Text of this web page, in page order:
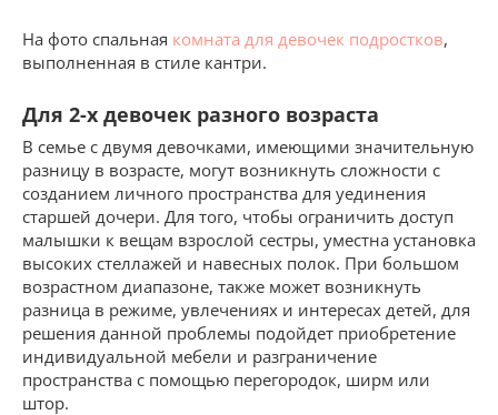
На фото спальная комната для девочек подростков,
выполненная в стиле кантри.
Для 2-х девочек разного возраста
В семье с двумя девочками, имеющими значительную
разницу в возрасте, могут возникнуть сложности с
созданием личного пространства для уединения
старшей дочери. Для того, чтобы ограничить доступ
малышки к вещам взрослой сестры, уместна установка
высоких стеллажей и навесных полок. При большом
возрастном диапазоне, также может возникнуть
разница в режиме, увлечениях и интересах детей, для
решения данной проблемы подойдет приобретение
индивидуальной мебели и разграничение
пространства с помощью перегородок, ширм или
штор.